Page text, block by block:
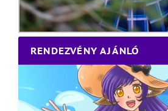
RENDEZVÉNY AJÁNLÓ